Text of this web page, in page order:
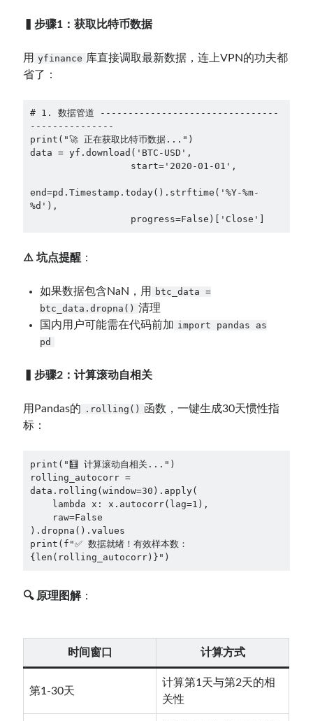
▍步骤1：获取比特币数据
用 yfinance 库直接调取最新数据，连上VPN的功夫都
省了：
# 1. 数据管道 --------------------------------
---------------
print("🚀 正在获取比特币数据...")
data = yf.download('BTC-USD',
                  start='2020-01-01',
end=pd.Timestamp.today().strftime('%Y-%m-
%d'),
                  progress=False)['Close']
⚠️ 坑点提醒 ：
如果数据包含NaN，用
btc_data =
btc_data.dropna() 清理
国内用户可能需在代码前加 import pandas as
pd
▍步骤2：计算滚动自相关
用Pandas的 .rolling() 函数，一键生成30天惯性指
标：
print("🧮 计算滚动自相关...")
rolling_autocorr =
data.rolling(window=30).apply(
    lambda x: x.autocorr(lag=1),
    raw=False
).dropna().values
print(f"✅ 数据就绪！有效样本数：
{len(rolling_autocorr)}")
🔍 原理图解：
时间窗口 计算方式
第1-30天
计算第1天与第2天的相
关性